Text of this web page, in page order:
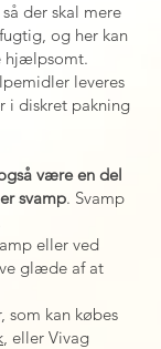
der skal mere
og her kan
hjælpsomt.
leveres
i diskret pakning
være en del
svamp. Svamp
eller ved
glæde af at
som kan købes
, eller Vivag